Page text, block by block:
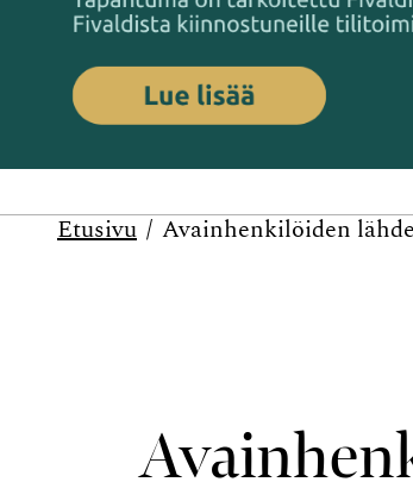
Etusivu Avainhenkilöiden